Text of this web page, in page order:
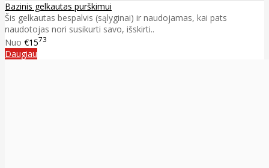
Bazinis gelkautas purškimui
Šis gelkautas bespalvis (sąlyginai) ir naudojamas, kai pats
naudotojas nori susikurti savo, išskirti..
Nuo €1573
Daugiau